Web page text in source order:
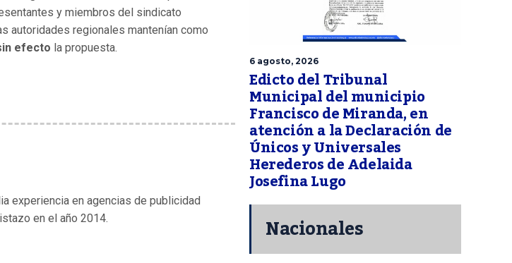
y miembros del sindicato
autoridades regionales mantenían como
efecto la propuesta.
experiencia en agencias de publicidad
en el año 2014.
6 agosto, 2026
Edicto del Tribunal
Municipal del municipio
Francisco de Miranda, en
atención a la Declaración de
Únicos y Universales
Herederos de Adelaida
Josefina Lugo
Nacionales